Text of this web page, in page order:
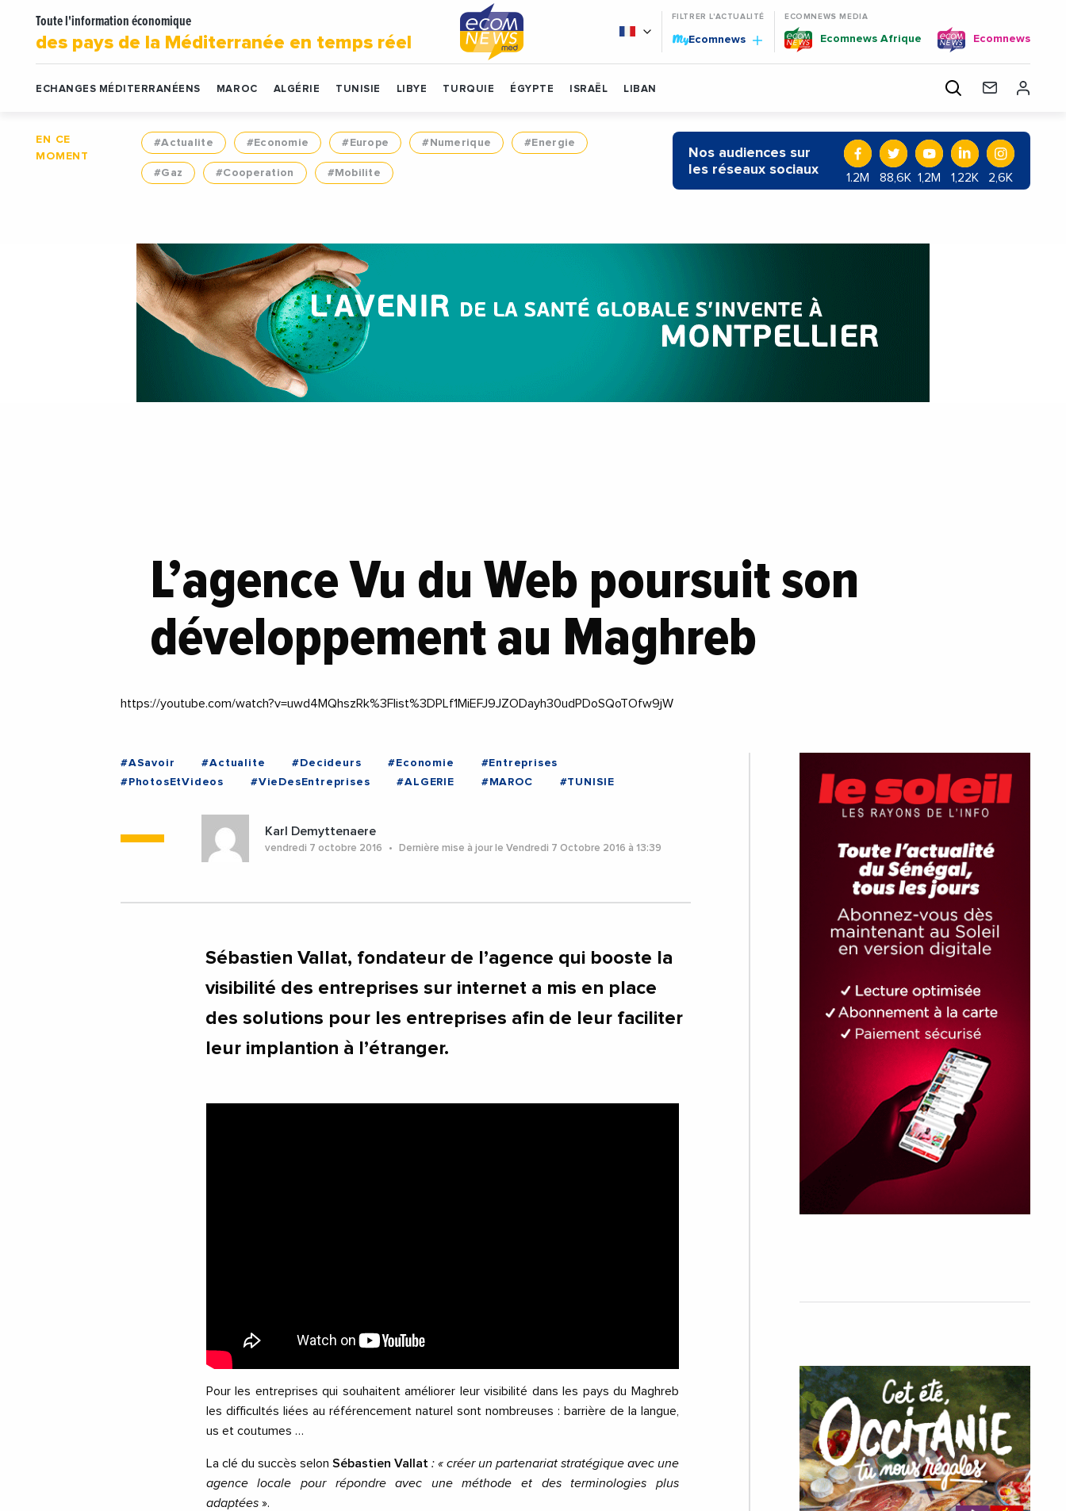
Toute l'information économique
des pays de la Méditerranée en temps réel
FILTRER L'ACTUALITÉ
MyEcomnews
ECOMNEWS MEDIA
Ecomnews Afrique Ecomnews
ECHANGES MÉDITERRANÉENS MAROC ALGÉRIE TUNISIE LIBYE TURQUIE ÉGYPTE ISRAËL LIBAN
EN CE
MOMENT
#Actualite #Economie #Europe #Numerique #Energie
#Gaz #Cooperation #Mobilite
Nos audiences sur
les réseaux sociaux
1.2M 88,6K 1,2M 1,22K 2,6K
L’agence Vu du Web poursuit son
développement au Maghreb
https://youtube.com/watch?v=uwd4MQhszRk%3Flist%3DPLf1MiEFJ9JZODayh30udPDoSQoTOfw9jW
#ASavoir #Actualite #Decideurs #Economie
#Entreprises
#PhotosEtVideos
#VieDesEntreprises #ALGERIE #MAROC #TUNISIE
Karl Demyttenaere
vendredi 7 octobre 2016 Dernière mise à jour le Vendredi 7 Octobre 2016 à 13:39
Sébastien Vallat, fondateur de l’agence qui booste la
visibilité des entreprises sur internet a mis en place
des solutions pour les entreprises afin de leur faciliter
leur implantion à l’étranger.
Pour les entreprises qui souhaitent améliorer leur visibilité dans les pays du Maghreb
les difficultés liées au référencement naturel sont nombreuses : barrière de la langue,
us et coutumes …
La clé du succès selon Sébastien Vallat : « créer un partenariat stratégique avec une
agence locale pour répondre avec une méthode et des terminologies plus
adaptées ».